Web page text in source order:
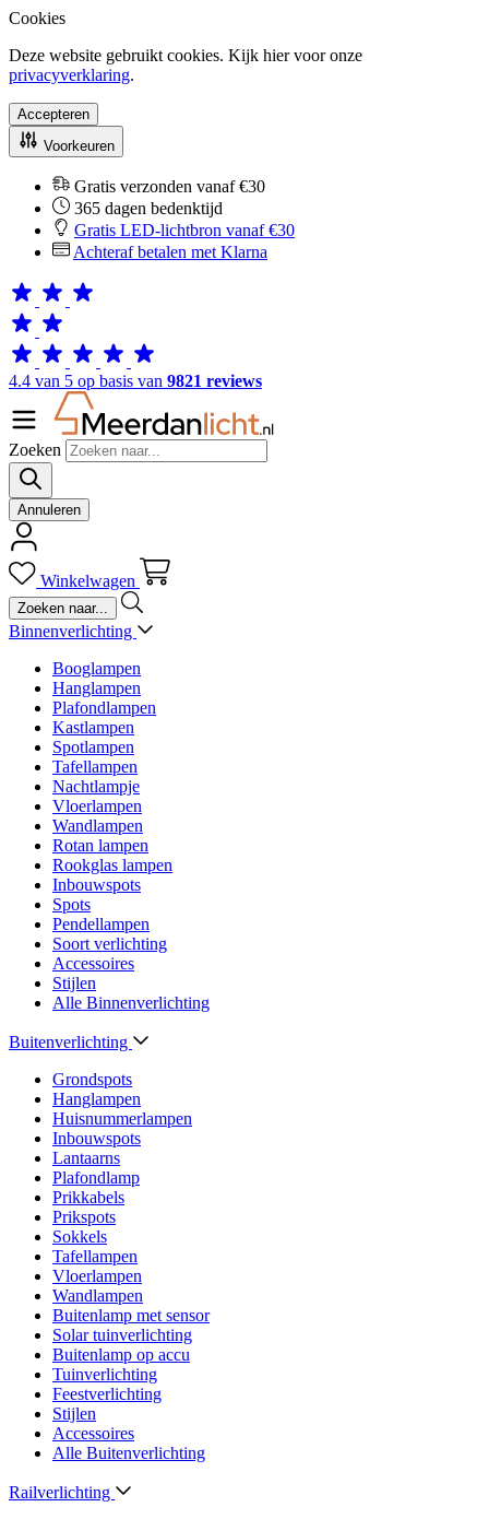
Cookies
Deze website gebruikt cookies. Kijk hier voor onze
privacyverklaring.
Accepteren
Voorkeuren
Gratis verzonden vanaf €30
365 dagen bedenktijd
Gratis LED-lichtbron vanaf €30
Achteraf betalen met Klarna
4.4 van 5 op basis van 9821 reviews
Zoeken
Annuleren
Winkelwagen
Binnenverlichting
Booglampen
Hanglampen
Plafondlampen
Kastlampen
Spotlampen
Tafellampen
Nachtlampje
Vloerlampen
Wandlampen
Rotan lampen
Rookglas lampen
Inbouwspots
Spots
Pendellampen
Soort verlichting
Accessoires
Stijlen
Alle Binnenverlichting
Buitenverlichting
Grondspots
Hanglampen
Huisnummerlampen
Inbouwspots
Lantaarns
Plafondlamp
Prikkabels
Prikspots
Sokkels
Tafellampen
Vloerlampen
Wandlampen
Buitenlamp met sensor
Solar tuinverlichting
Buitenlamp op accu
Tuinverlichting
Feestverlichting
Stijlen
Accessoires
Alle Buitenverlichting
Railverlichting